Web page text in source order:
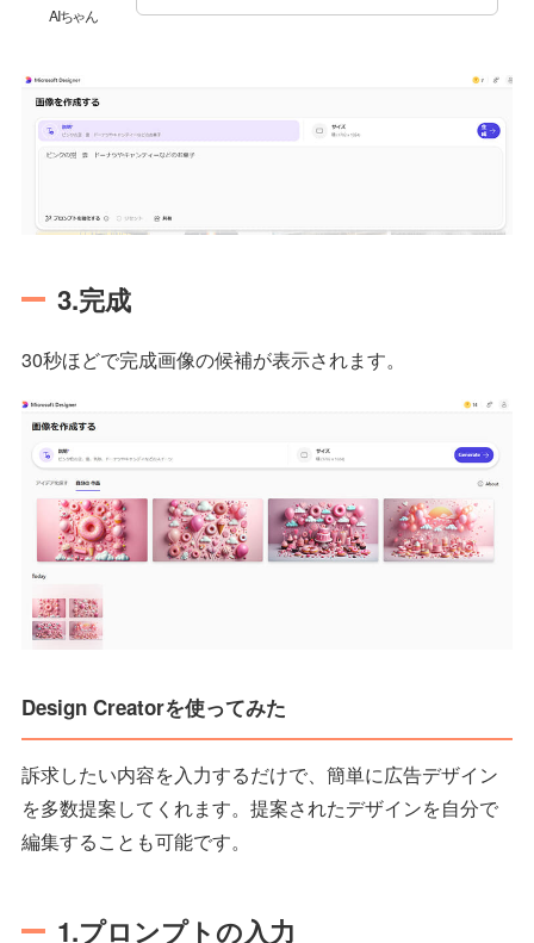
AIちゃん
3.完成
30秒ほどで完成画像の候補が表示されます。
Design Creatorを使ってみた
訴求したい内容を入力するだけで、簡単に広告デザイン
を多数提案してくれます。提案されたデザインを自分で
編集することも可能です。
1.プロンプトの入力